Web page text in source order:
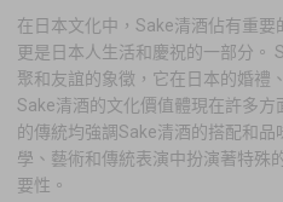
在日本文化中，Sake清酒佔有重要
更是日本人生活和慶祝的一部分。
聚和友誼的象徵，它在日本的婚禮
Sake清酒的文化價值體現在許多
的傳統均強調Sake清酒的搭配和
學、藝術和傳統表演中扮演著特殊
要性。